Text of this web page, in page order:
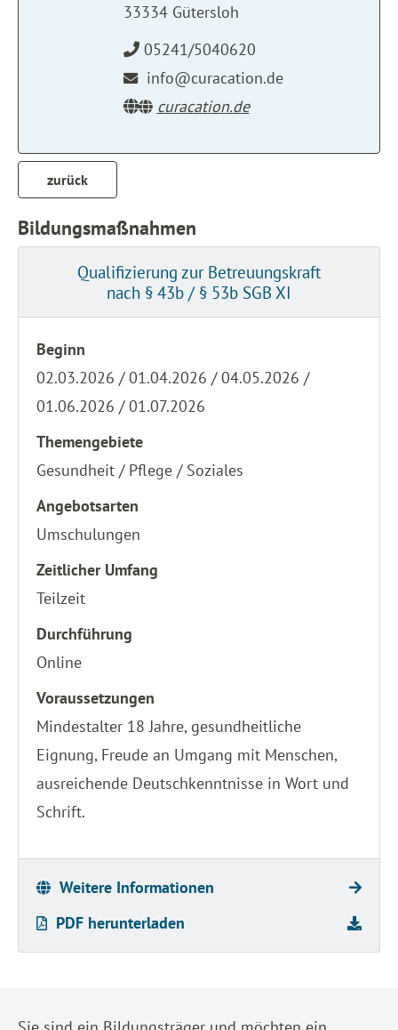
33334 Gütersloh
05241/5040620
info@curacation.de
curacation.de
zurück
Bildungsmaßnahmen
Qualifizierung zur Betreuungskraft
nach § 43b / § 53b SGB XI
Beginn
02.03.2026 / 01.04.2026 / 04.05.2026 /
01.06.2026 / 01.07.2026
Themengebiete
Gesundheit / Pflege / Soziales
Angebotsarten
Umschulungen
Zeitlicher Umfang
Teilzeit
Durchführung
Online
Voraussetzungen
Mindestalter 18 Jahre, gesundheitliche
Eignung, Freude an Umgang mit Menschen,
ausreichende Deutschkenntnisse in Wort und
Schrift.
Weitere Informationen
PDF herunterladen